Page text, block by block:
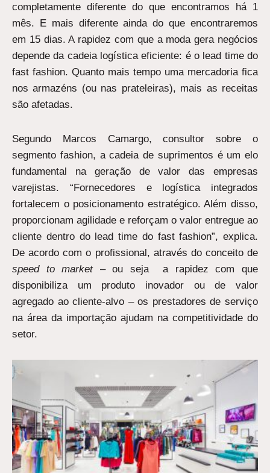
completamente diferente do que encontramos há 1
mês. E mais diferente ainda do que encontraremos
em 15 dias. A rapidez com que a moda gera negócios
depende da cadeia logística eficiente: é o lead time do
fast fashion. Quanto mais tempo uma mercadoria fica
nos armazéns (ou nas prateleiras), mais as receitas
são afetadas.
Segundo Marcos Camargo, consultor sobre o
segmento fashion, a cadeia de suprimentos é um elo
fundamental na geração de valor das empresas
varejistas. “Fornecedores e logística integrados
fortalecem o posicionamento estratégico. Além disso,
proporcionam agilidade e reforçam o valor entregue ao
cliente dentro do lead time do fast fashion”, explica.
De acordo com o profissional, através do conceito de
speed to market – ou seja a rapidez com que
disponibiliza um produto inovador ou de valor
agregado ao cliente-alvo – os prestadores de serviço
na área da importação ajudam na competitividade do
setor.